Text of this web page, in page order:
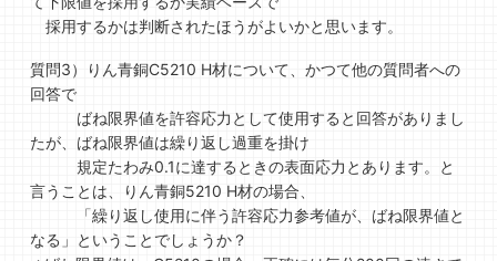
採用するかは判断されたほうがよいかと思います。
質問3）りん青銅C5210 H材について、かつて他の質問者への
回答で
ばね限界値を許容応力として使用すると回答がありまし
たが、ばね限界値は繰り返し過重を掛け
規定たわみ0.1に達するときの表面応力とあります。と
言うことは、りん青銅5210 H材の場合、
「繰り返し使用に伴う許容応力参考値が、ばね限界値と
なる」ということでしょうか？